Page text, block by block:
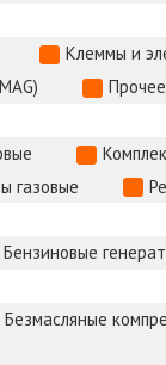
Клеммы и
газовые
Бензиновые
Безмасляные